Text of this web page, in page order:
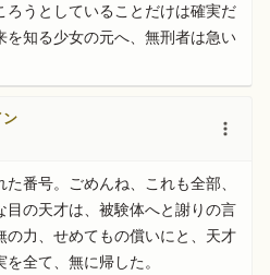
ろうとしていることだけは確実だ
を知る少女の元へ、無刑者は急い
ン
番号。ごめんね、これも全部、
目の天才は、被験体へと謝りの言
の力、せめてもの償いにと、天才
全て、無に帰した。